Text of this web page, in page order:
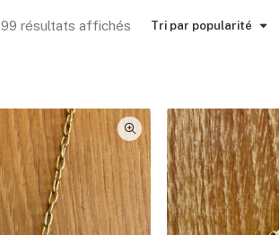
Tri par popularité
99 résultats affichés Trié par popularité